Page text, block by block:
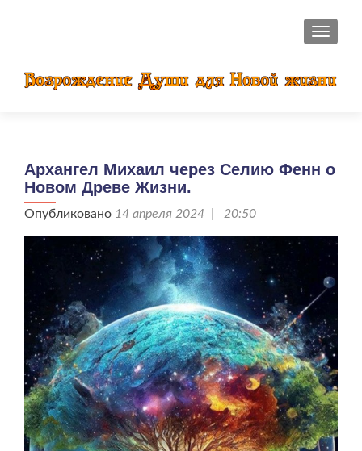
Архангел Михаил через Селию Фенн о
Новом Древе Жизни.
Опубликовано 14 апреля 2024 | 20:50